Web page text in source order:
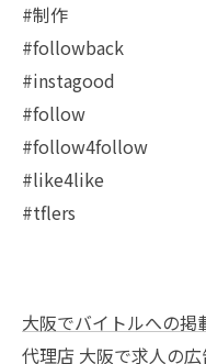
#制作
#followback
#instagood
#follow
#follow4follow
#like4like
#tflers
大阪でバイトルへの掲
代理店 大阪で求人の